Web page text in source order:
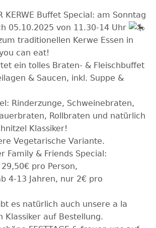
KERWE Buffet Special: am Sonntag
05.10.2025 von 11.30-14 Uhr
traditionellen Kerwe Essen in
can eat!
ein tolles Braten- & Fleischbuffet
& Saucen, inkl. Suppe &
Rinderzunge, Schweinebraten,
Rollbraten und natürlich
Klassiker!
Vegetarische Variante.
Family & Friends Special:
pro Person,
4-13 Jahren, nur 2€ pro
es natürlich auch unsere a la
Klassiker auf Bestellung.